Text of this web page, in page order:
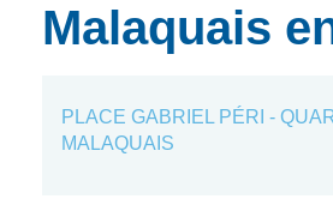
et d’animations
Malaquais
PLACE GABRIEL PÉRI -
MALAQUAIS